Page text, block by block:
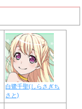
白鷺千聖(しらさぎち
さと)